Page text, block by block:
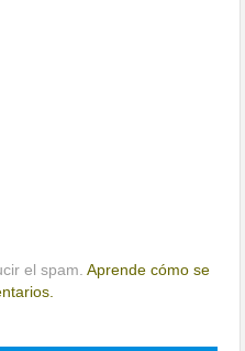
el spam.Aprende cómo se